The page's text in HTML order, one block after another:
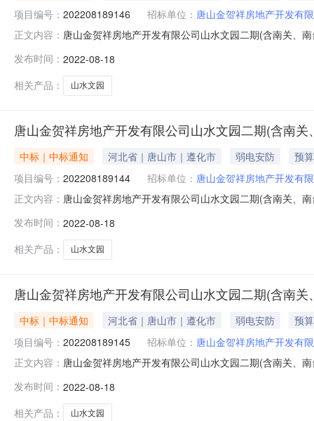
项目编号： 202208189146 招标单位： 唐山金贺祥房地产开发有
正文内容： 唐山金贺祥房地产开发有限公司山水文园二期(含南关、
目名称：唐山金贺祥房地产开发有限公司山水文园二期(
发布时间： 2022-08-18
相关产品：
山水文园
唐山金贺祥房地产开发有限公司山水文园二期(含南
中标｜中标通知 河北省｜唐山市｜遵化市 弱电安防
预
项目编号： 202208189144 招标单位： 唐山金贺祥房地产开发有
正文内容： 唐山金贺祥房地产开发有限公司山水文园二期(含南关、
目名称：唐山金贺祥房地产开发有限公司山水文园二期(
发布时间： 2022-08-18
相关产品：
山水文园
唐山金贺祥房地产开发有限公司山水文园二期(含南
中标｜中标通知 河北省｜唐山市｜遵化市 弱电安防
预
项目编号： 202208189145 招标单位： 唐山金贺祥房地产开发有
正文内容： 唐山金贺祥房地产开发有限公司山水文园二期(含南关、
目名称：唐山金贺祥房地产开发有限公司山水文园二期(
发布时间： 2022-08-18
相关产品：
山水文园